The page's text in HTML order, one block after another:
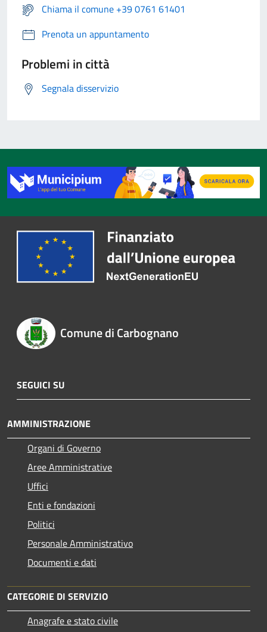
Chiama il comune +39 0761 61401
Prenota un appuntamento
Problemi in città
Segnala disservizio
Comune di Carbognano
SEGUICI SU
AMMINISTRAZIONE
Organi di Governo
Aree Amministrative
Uffici
Enti e fondazioni
Politici
Personale Amministrativo
Documenti e dati
CATEGORIE DI SERVIZIO
Anagrafe e stato civile